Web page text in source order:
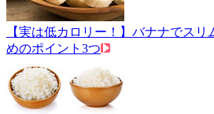
【実は低カロリー！】バナナでス
めのポイント3つ